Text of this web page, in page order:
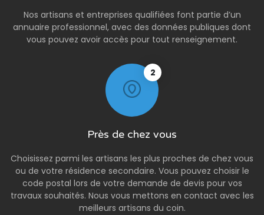
Nos artisans et entreprises qualifiées font partie d’un
annuaire professionnel, avec des données publiques dont
vous pouvez avoir accès pour tout renseignement.
2
Près de chez vous
Choisissez parmi les artisans les plus proches de chez vous
ou de votre résidence secondaire. Vous pouvez choisir le
code postal lors de votre demande de devis pour vos
travaux souhaités. Nous vous mettons en contact avec les
meilleurs artisans du coin.